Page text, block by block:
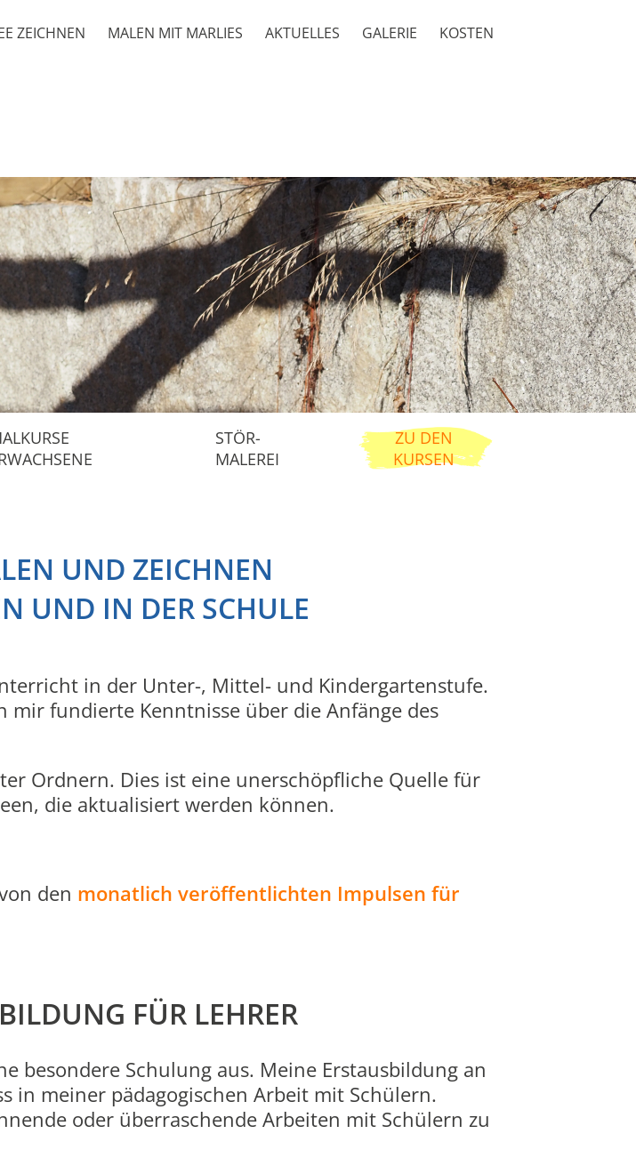
ZEICHNEN MALEN MIT MARLIES AKTUELLES GALERIE KOSTEN
STÖR-
MALEREI
ZU DEN
KURSEN
UND ZEICHNEN
UND IN DER SCHULE
in der Unter-, Mittel- und Kindergartenstufe.
mir fundierte Kenntnisse über die Anfänge des
Ordnern. Dies ist eine unerschöpfliche Quelle für
die aktualisiert werden können.
den monatlich veröffentlichten Impulsen für
FÜR LEHRER
besondere Schulung aus. Meine Erstausbildung an
in meiner pädagogischen Arbeit mit Schülern.
oder überraschende Arbeiten mit Schülern zu